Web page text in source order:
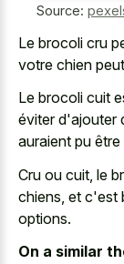
Source:
Le brocoli cru
votre chien
Le brocoli cuit
éviter d'ajouter
auraient pu
Cru ou cuit, le
chiens, et c'est
options.
On a similar